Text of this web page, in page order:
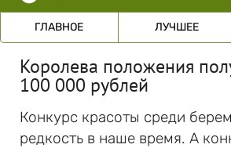
ГЛАВНОЕ ЛУЧШЕЕ
Королева положения
100 000 рублей
Конкурс красоты среди
редкость в наше время. А